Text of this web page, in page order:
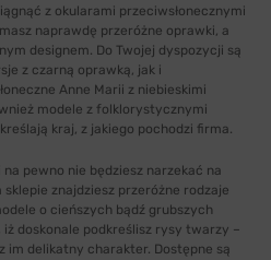
z okularami przeciwsłonecznymi
naprawdę przeróżne oprawki, a
designem. Do Twojej dyspozycji są
z czarną oprawką, jak i
Anne Marii z niebieskimi
modele z folklorystycznymi
kraj, z jakiego pochodzi firma.
pewno nie będziesz narzekać na
znajdziesz przeróżne rodzaje
o cieńszych bądź grubszych
doskonale podkreślisz rysy twarzy –
im delikatny charakter. Dostępne są